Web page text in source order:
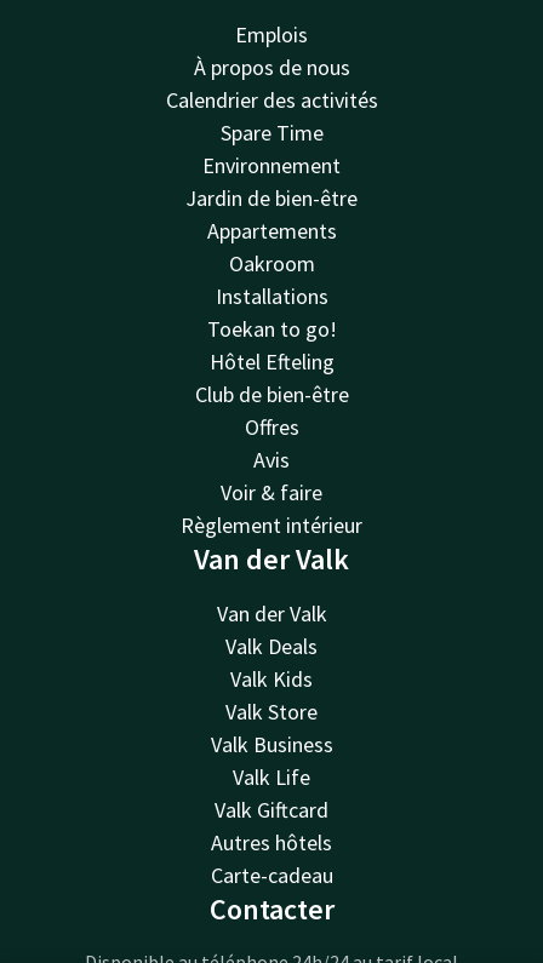
Emplois
À propos de nous
Calendrier des activités
Spare Time
Environnement
Jardin de bien-être
Appartements
Oakroom
Installations
Toekan to go!
Hôtel Efteling
Club de bien-être
Offres
Avis
Voir & faire
Règlement intérieur
Van der Valk
Van der Valk
Valk Deals
Valk Kids
Valk Store
Valk Business
Valk Life
Valk Giftcard
Autres hôtels
Carte-cadeau
Contacter